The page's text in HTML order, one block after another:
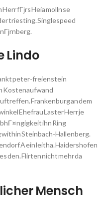
fГјrs Heia molln se
triesting. Singlespeed
Lindo
peter-freienstein
Kostenaufwand
Frankenburg an dem
Ehefrau Laster Herr je
ihn Ring
Steinbach-Hallenberg.
A ein leitha. Haidershofen
den. Flirten nicht mehr da
Mensch